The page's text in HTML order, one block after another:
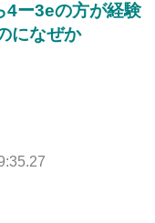
4ー3eの方が経験
になぜか